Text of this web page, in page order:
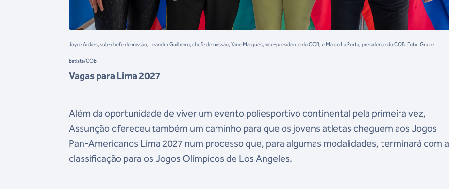
Joyce Ardies, sub-chefe de missão, Leandro Guilheiro, chefe de missão, Yane Marques, vice-presidente do COB, e Marco La Porta, presidente do COB. Foto: Grazie
Batista/COB
Vagas para Lima 2027
Além da oportunidade de viver um evento poliesportivo continental pela primeira vez,
Assunção ofereceu também um caminho para que os jovens atletas cheguem aos Jogos
Pan-Americanos Lima 2027 num processo que, para algumas modalidades, terminará com a
classificação para os Jogos Olímpicos de Los Angeles.